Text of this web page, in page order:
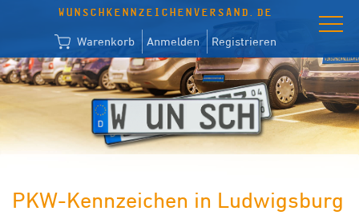
WUNSCHKENNZEICHENVERSAND.DE
Warenkorb Anmelden Registrieren
PKW-Kennzeichen in Ludwigsburg